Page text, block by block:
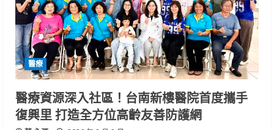
醫療
醫療資源深入社區！台南新樓醫院首度攜手
復興里 打造全方位高齡友善防護網